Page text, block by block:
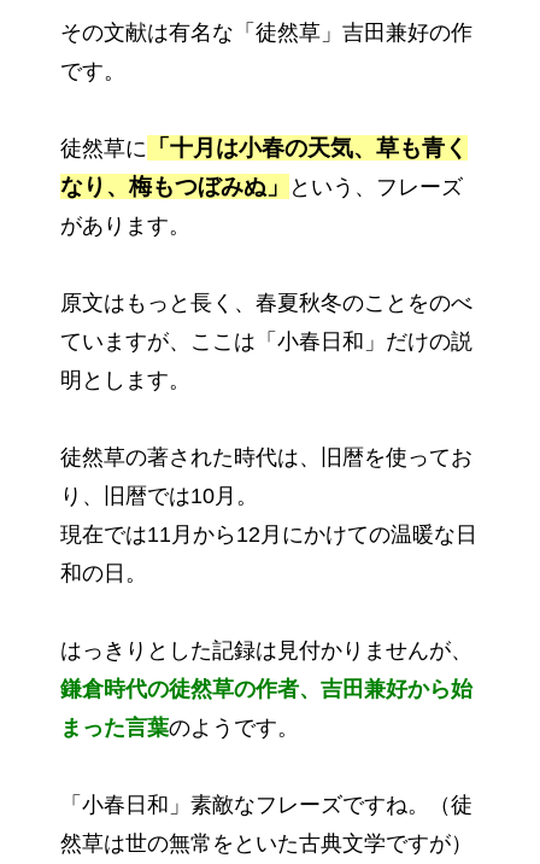
その文献は有名な「徒然草」吉田兼好の作
です。
徒然草に 「十月は小春の天気、草も青く
なり、梅もつぼみぬ」
という、フレーズ
があります。
原文はもっと長く、春夏秋冬のことをのべ
ていますが、ここは「小春日和」だけの説
明とします。
徒然草の著された時代は、旧暦を使ってお
り、旧暦では10月。
現在では11月から12月にかけての温暖な日
和の日。
はっきりとした記録は見付かりませんが、
鎌倉時代の徒然草の作者、吉田兼好から始
まった言葉のようです。
「小春日和」素敵なフレーズですね。（徒
然草は世の無常をといた古典文学ですが）